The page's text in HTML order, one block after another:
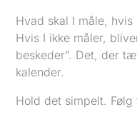
Hvad skal I måle,
Hvis I ikke måler,
beskeder”. Det, der
kalender.
Hold det simpelt.